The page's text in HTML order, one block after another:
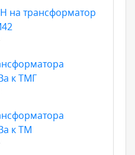
на трансформатор
к ТМГ
к ТМ